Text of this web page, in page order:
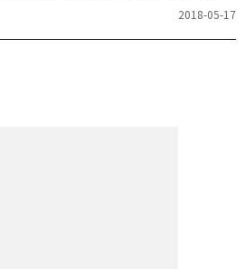
2018-05-17